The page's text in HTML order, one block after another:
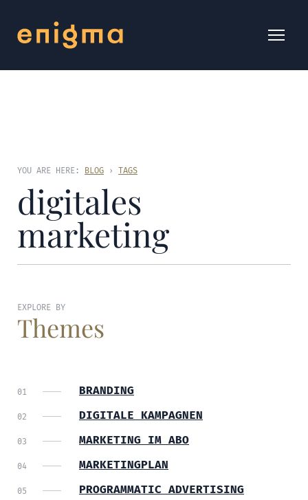
YOU ARE HERE: BLOG › TAGS
digitales
marketing
EXPLORE BY
Themes
BRANDING
DIGITALE KAMPAGNEN
MARKETING IM ABO
MARKETINGPLAN
PROGRAMMATIC ADVERTISING